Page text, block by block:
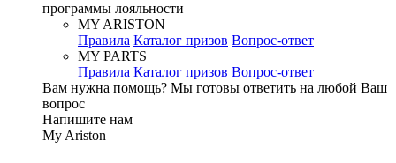
программы лояльности
MY ARISTON
Правила Каталог призов Вопрос-ответ
MY PARTS
Правила Каталог призов Вопрос-ответ
Вам нужна помощь? Мы готовы ответить на любой Ваш
вопрос
Напишите нам
My Ariston